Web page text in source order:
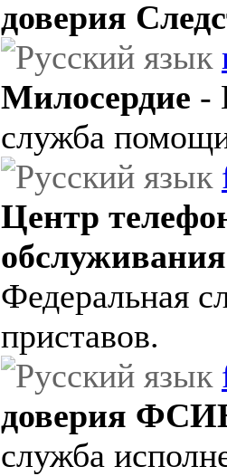
доверия
Милосердие -
служба
Центр
Федеральная
приставов.
доверия
служба